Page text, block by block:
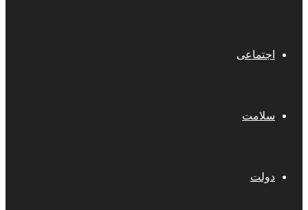
اجتماعی
سلامت
دولت